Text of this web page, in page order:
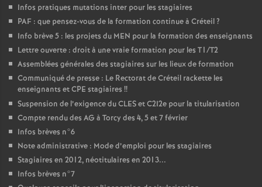
Infos pratiques mutations inter pour les stagiaires
PAF : que pensez-vous de la formation continue à Créteil?
Info brève 5 : les projets du MEN pour la formation des enseignants
Lettre ouverte : droit à une vraie formation pour les T1/T2
Assemblées générales des stagiaires sur les lieux de formation
Communiqué de presse : Le Rectorat de Créteil rackette les
enseignants etCPE stagiaires !!
Suspension de l’exigence duCLESet C2I2e pour la titularisation
Compte rendu des AG à Torcy des 4, 5 et 7 février
Infos brèves n°6
Note administrative : Mode d’emploi pour les stagiaires
Stagiaires en 2012, néotitulaires en 2013...
Infos brèves n°7